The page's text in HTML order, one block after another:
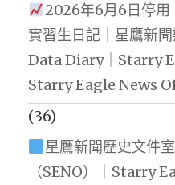
2026年6月6日停用
實習生日記｜星鷹新
Data Diary｜Starry
Starry Eagle News
(36)
星鷹新聞歷史文件
（SENO）｜Starry